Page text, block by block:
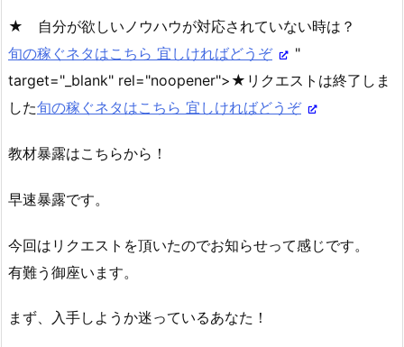
★ 自分が欲しいノウハウが対応されていない時は？
旬の稼ぐネタはこちら 宜しければどうぞ
"
target="_blank" rel="noopener">★リクエストは終了しま
した旬の稼ぐネタはこちら 宜しければどうぞ
教材暴露はこちらから！
早速暴露です。
今回はリクエストを頂いたのでお知らせって感じです。
有難う御座います。
まず、入手しようか迷っているあなた！